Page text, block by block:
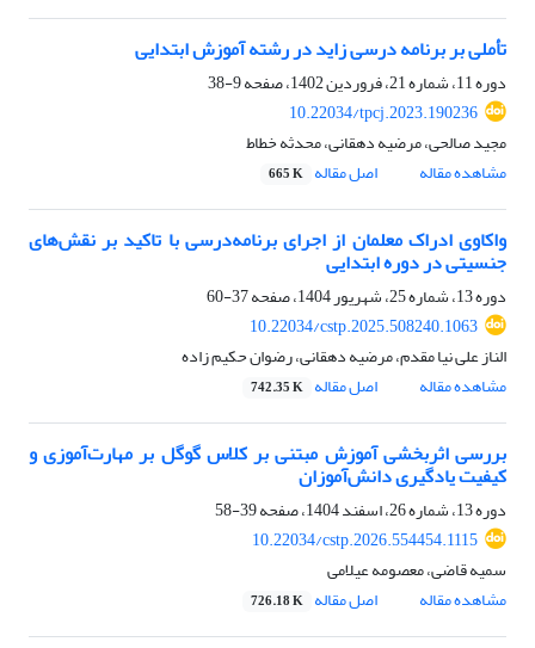
تأملی بر برنامه درسی زاید در رشته آموزش ابتدایی
دوره 11، شماره 21، فروردین 1402، صفحه
9-38
10.22034/tpcj.2023.190236
مجید صالحی، مرضیه دهقانی، محدثه خطاط
مشاهده مقاله
اصل مقاله 665 K
واکاوی ادراک معلمان از اجرای برنامه‌درسی با تاکید بر نقش‌های
جنسیتی در دوره ابتدایی
دوره 13، شماره 25، شهریور 1404، صفحه
37-60
10.22034/cstp.2025.508240.1063
الناز علی نیا مقدم، مرضیه دهقانی، رضوان حکیم زاده
مشاهده مقاله
اصل مقاله 742.35 K
بررسی اثربخشی آموزش مبتنی بر کلاس گوگل بر مهارت‌آموزی و
کیفیت یادگیری دانش‌آموزان
دوره 13، شماره 26، اسفند 1404، صفحه
39-58
10.22034/cstp.2026.554454.1115
سمیه قاضی، معصومه عیلامی
مشاهده مقاله
اصل مقاله 726.18 K